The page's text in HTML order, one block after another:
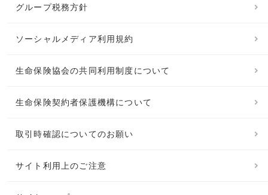
グループ税務方針
ソーシャルメディア利用規約
生命保険協会の共同利用制度について
生命保険契約者保護機構について
取引時確認についてのお願い
サイト利用上のご注意